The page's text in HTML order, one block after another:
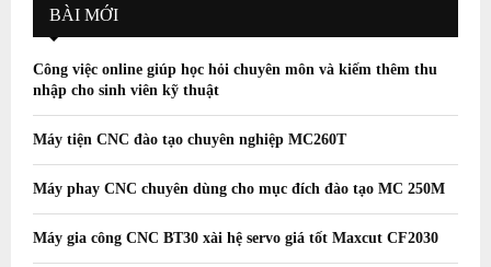
BÀI MỚI
Công việc online giúp học hỏi chuyên môn và kiếm thêm thu
nhập cho sinh viên kỹ thuật
Máy tiện CNC đào tạo chuyên nghiệp MC260T
Máy phay CNC chuyên dùng cho mục đích đào tạo MC 250M
Máy gia công CNC BT30 xài hệ servo giá tốt Maxcut CF2030